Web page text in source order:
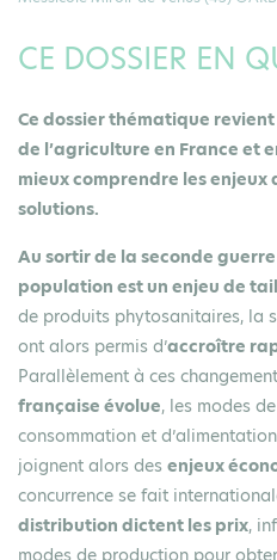
CE DOSSIER EN
Ce dossier thématique revient
de l’agriculture en France et
mieux comprendre les
solutions.
Au sortir de la seconde
population est un enjeu de
de produits phytosanitaires, la
ont alors permis d’accroître
Parallèlement à ces
française évolue, les modes
consommation et
joignent alors des enjeux
concurrence se fait
distribution dictent les prix,